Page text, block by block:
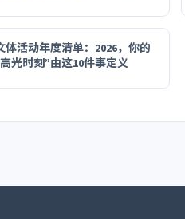
体活动年度清单：2026，你的
光时刻”由这10件事定义